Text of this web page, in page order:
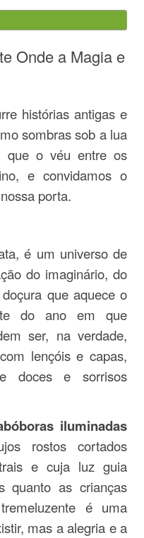
Onde a Magia e
histórias antigas e
sombras sob a lua
que o véu entre os
e convidamos o
porta.
é um universo de
do imaginário, do
que aquece o
do ano em que
ser, na verdade,
lençóis e capas,
doces e sorrisos
iluminadas
rostos cortados
e cuja luz guia
quanto as crianças
é uma
mas a alegria e a